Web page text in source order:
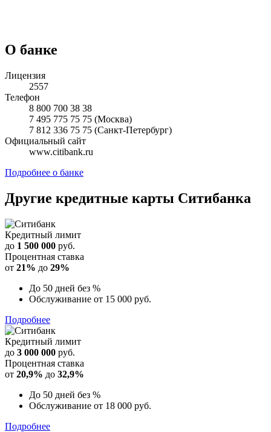
О банке
Лицензия
2557
Телефон
8 800 700 38 38
7 495 775 75 75 (Москва)
7 812 336 75 75 (Санкт-Петербург)
Официальный сайт
www.citibank.ru
Подробнее о банке
Другие кредитные карты Ситибанка
Кредитный лимит
до 1 500 000 руб.
Процентная ставка
от 21% до 29%
До 50 дней без %
Обслуживание от 15 000 руб.
Подробнее
Кредитный лимит
до 3 000 000 руб.
Процентная ставка
от 20,9% до 32,9%
До 50 дней без %
Обслуживание от 18 000 руб.
Подробнее